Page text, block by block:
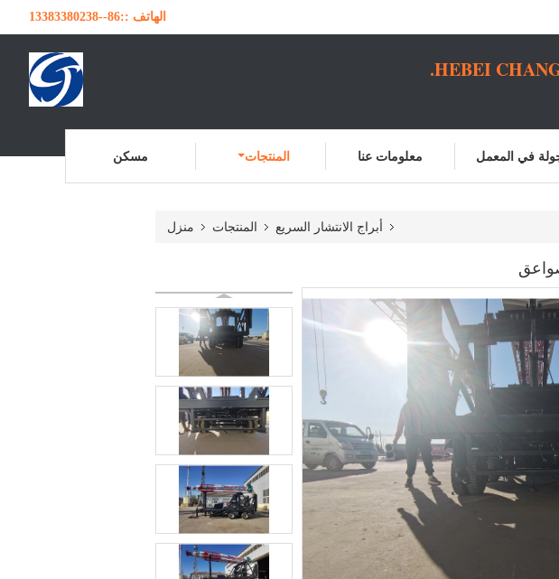
الهاتف ::86--13383380238
HEBEI
مسكن المنتجات معلومات عنا في المعمل
منزل المنتجات أبراج الانتشار السريع